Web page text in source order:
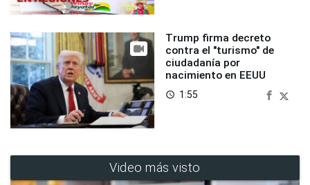
Trump firma decreto
contra el "turismo" de
ciudadanía por
nacimiento en EEUU
access_time 1:55
Video más visto